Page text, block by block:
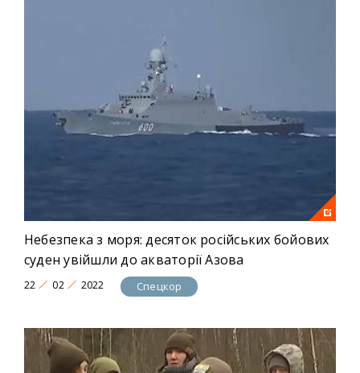
Небезпека з моря: десяток російських бойових
суден увійшли до акваторії Азова
22 02 2022 Спецкор